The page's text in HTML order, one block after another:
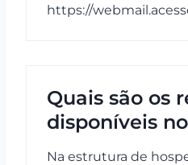
https://
Quais são os
disponíveis
Na estrutura de